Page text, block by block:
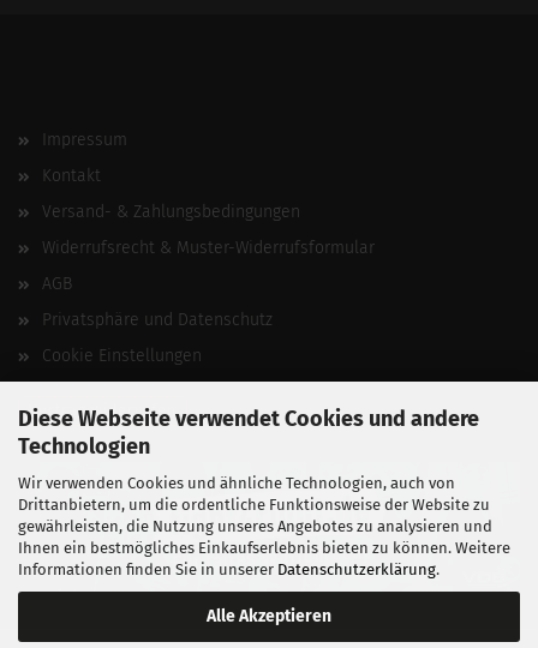
Diese Webseite verwendet Cookies und andere
Technologien
Wir verwenden Cookies und ähnliche Technologien, auch von
Drittanbietern, um die ordentliche Funktionsweise der Website zu
gewährleisten, die Nutzung unseres Angebotes zu analysieren und
Ihnen ein bestmögliches Einkaufserlebnis bieten zu können. Weitere
Informationen finden Sie in unserer Datenschutzerklärung.
Alle Akzeptieren
Impressum
Kontakt
Versand- & Zahlungsbedingungen
Widerrufsrecht & Muster-Widerrufsformular
AGB
Privatsphäre und Datenschutz
Cookie Einstellungen
Vertrag widerrufen